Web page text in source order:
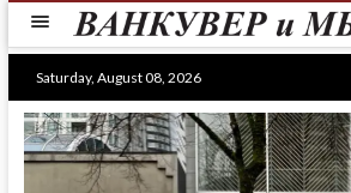
Skip
Saturday, August 08, 2026